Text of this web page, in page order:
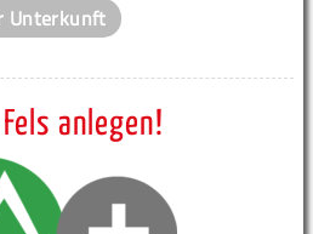
Unterkunft
anlegen!